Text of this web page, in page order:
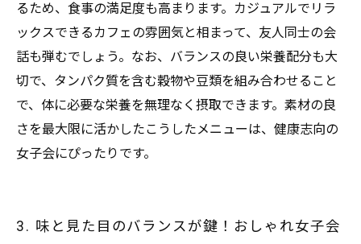
るため、食事の満足度も高まります。カジュアルでリラ
ックスできるカフェの雰囲気と相まって、友人同士の会
話も弾むでしょう。なお、バランスの良い栄養配分も大
切で、タンパク質を含む穀物や豆類を組み合わせること
で、体に必要な栄養を無理なく摂取できます。素材の良
さを最大限に活かしたこうしたメニューは、健康志向の
女子会にぴったりです。
3. 味と見た目のバランスが鍵！おしゃれ女子会